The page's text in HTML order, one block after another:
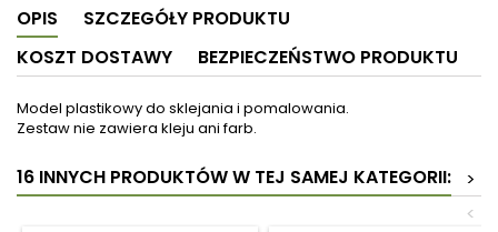
OPIS
SZCZEGÓŁY PRODUKTU
KOSZT DOSTAWY
BEZPIECZEŃSTWO PRODUKTU
Model plastikowy do sklejania i pomalowania.
Zestaw nie zawiera kleju ani farb.
16 INNYCH PRODUKTÓW W TEJ SAMEJ KATEGORII:
>
<